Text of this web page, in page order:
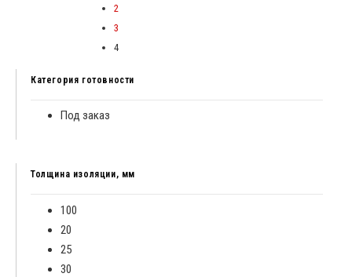
2
3
4
Категория готовности
Под заказ
Толщина изоляции, мм
100
20
25
30